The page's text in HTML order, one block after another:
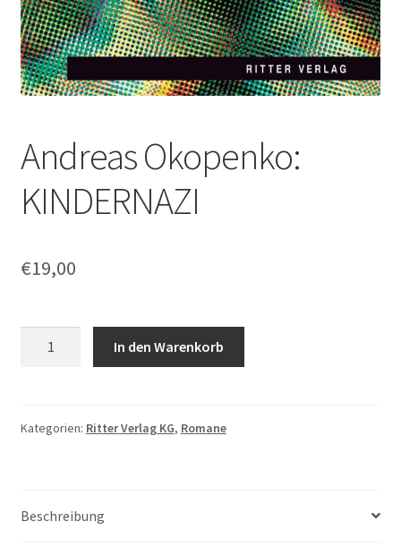
Andreas Okopenko:
KINDERNAZI
€19,00
In den Warenkorb
Kategorien: Ritter Verlag KG, Romane
Beschreibung